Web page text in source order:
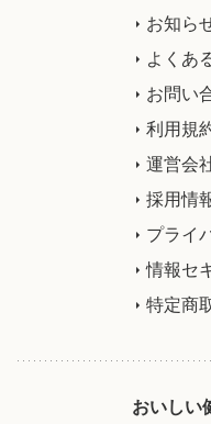
お知ら
よくあ
お問い
利用規
運営会
採用情
プライ
情報セ
特定商
おいしい